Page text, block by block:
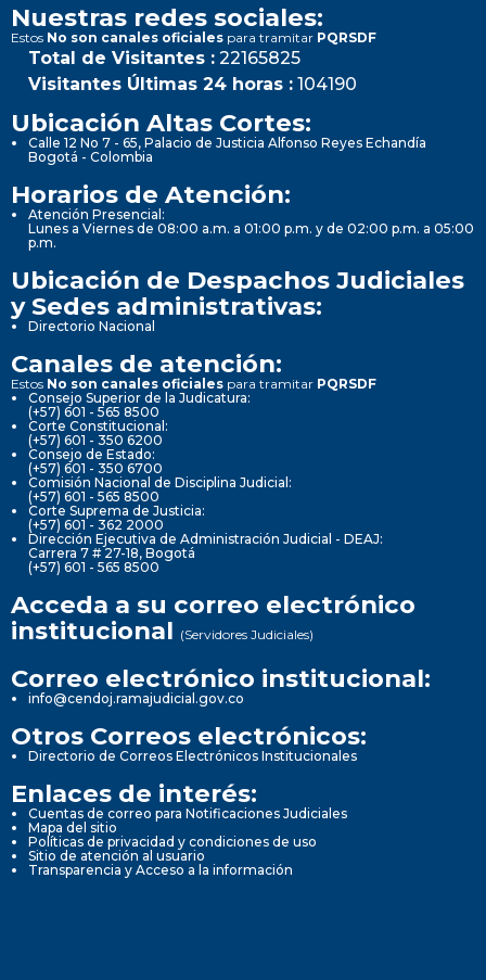
Nuestras redes sociales:
Estos No son canales oficiales para tramitar PQRSDF
Total de Visitantes : 22165825
Visitantes Últimas 24 horas : 104190
Ubicación Altas Cortes:
Calle 12 No 7 - 65, Palacio de Justicia Alfonso Reyes Echandía
Bogotá - Colombia
Horarios de Atención:
Atención Presencial:
Lunes a Viernes de 08:00 a.m. a 01:00 p.m. y de 02:00 p.m. a 05:00
p.m.
Ubicación de Despachos Judiciales
y Sedes administrativas:
Directorio Nacional
Canales de atención:
Estos No son canales oficiales para tramitar PQRSDF
Consejo Superior de la Judicatura:
(+57) 601 - 565 8500
Corte Constitucional:
(+57) 601 - 350 6200
Consejo de Estado:
(+57) 601 - 350 6700
Comisión Nacional de Disciplina Judicial:
(+57) 601 - 565 8500
Corte Suprema de Justicia:
(+57) 601 - 362 2000
Dirección Ejecutiva de Administración Judicial - DEAJ:
Carrera 7 # 27-18, Bogotá
(+57) 601 - 565 8500
Acceda a su correo electrónico
institucional (Servidores Judiciales)
Correo electrónico institucional:
info@cendoj.ramajudicial.gov.co
Otros Correos electrónicos:
Directorio de Correos Electrónicos Institucionales
Enlaces de interés:
Cuentas de correo para Notificaciones Judiciales
Mapa del sitio
Políticas de privacidad y condiciones de uso
Sitio de atención al usuario
Transparencia y Acceso a la información